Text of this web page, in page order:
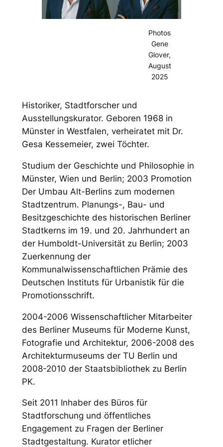
Photos
Gene
Glover,
August
2025
Historiker, Stadtforscher und
Ausstellungskurator. Geboren 1968 in
Münster in Westfalen, verheiratet mit Dr.
Gesa Kessemeier, zwei Töchter.
Studium der Geschichte und Philosophie in
Münster, Wien und Berlin; 2003 Promotion
Der Umbau Alt-Berlins zum modernen
Stadtzentrum. Planungs-, Bau- und
Besitzgeschichte des historischen Berliner
Stadtkerns im 19. und 20. Jahrhundert an
der Humboldt-Universität zu Berlin; 2003
Zuerkennung der
Kommunalwissenschaftlichen Prämie des
Deut­schen Instituts für Urbanistik für die
Promotionsschrift.
2004-2006 Wissenschaftlicher Mitarbeiter
des Berliner Museums für Moderne Kunst,
Fotografie und Architektur, 2006-2008 des
Architekturmuseums der TU Berlin und
2008-2010 der Staatsbibliothek zu Berlin
PK.
Seit 2011 Inhaber des Büros für
Stadtforschung und öffentliches
Engagement zu Fragen der Berliner
Stadtgestaltung. Kurator etlicher